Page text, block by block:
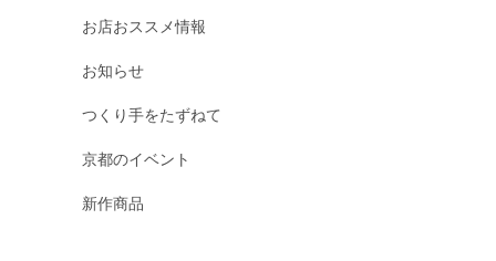
お店おススメ情報
お知らせ
つくり手をたずねて
京都のイベント
新作商品